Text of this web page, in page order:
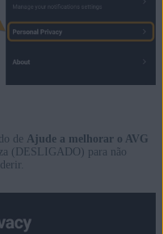
de Ajude a melhorar o AVG
(DESLIGADO) para não